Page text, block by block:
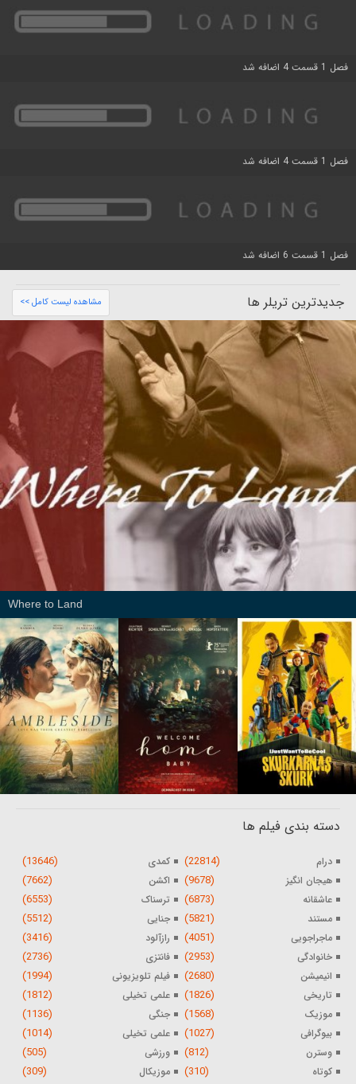
فصل 1 قسمت 4 اضافه شد
فصل 1 قسمت 4 اضافه شد
فصل 1 قسمت 6 اضافه شد
جدیدترین تریلر ها مشاهده لیست کامل >>
Where to Land
دسته بندی فیلم ها
درام (22814) کمدی (13646)
هیجان انگیز (9678) اکشن (7662)
عاشقانه (6873) ترسناک (6553)
مستند (5821) جنایی (5512)
ماجراجویی (4051) رازآلود (3416)
خانوادگی (2953) فانتزی (2736)
انیمیشن (2680) فیلم تلویزیونی (1994)
تاریخی (1826) علمی تخیلی (1812)
موزیک (1568) جنگی (1136)
بیوگرافی (1027) علمی تخیلی (1014)
وسترن (812) ورزشی (505)
کوتاه (310) موزیکال (309)